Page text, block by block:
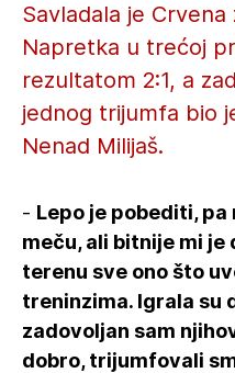
Savladala je
Napretka u trećoj
rezultatom 2:1, a
jednog trijumfa bio
Nenad Milijaš.
- Lepo je pobediti,
meču, ali bitnije mi je
terenu sve ono što
treninzima. Igrala su
zadovoljan sam
dobro, trijumfovali